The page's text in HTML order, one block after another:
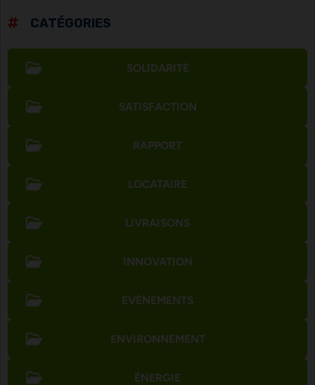
CATÉGORIES
SOLIDARITÉ
SATISFACTION
RAPPORT
LOCATAIRE
LIVRAISONS
INNOVATION
EVÈNEMENTS
ENVIRONNEMENT
ÉNERGIE